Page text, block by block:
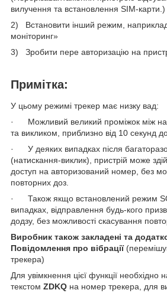
вилучення та встановлення SIM-карти.)
2) Встановити інший режим,
моніторинг»
3) Зробити пере авторизацію на
Примітка:
У цьому режимі трекер має низку вад:
· Можливий великий проміжок між
та викликом, приблизно від 10 секунд
· У деяких випадках після
(натискання-виклик), пристрій може
доступ на авторизований номер, без
повторних доз.
· Також якщо встановлений режим
випадках, відправлення будь-кого
додзу, без можливості скасування
Виробник також закладені та
Повідомлення про вібрації
трекера)
Для увімкнення цієї функції необхідно
текстом ZDKQ на номер трекера, для